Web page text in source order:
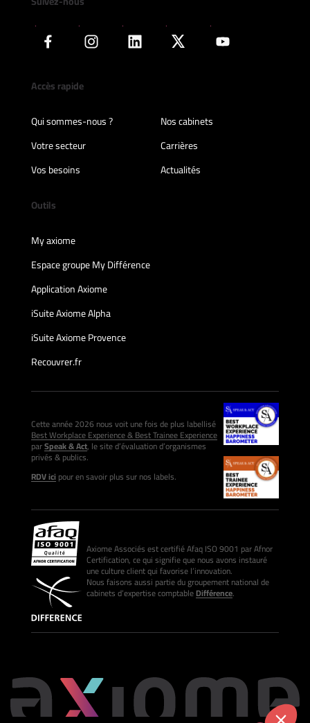
Accès rapide
Qui sommes-nous ?
Nos cabinets
Votre secteur
Carrières
Vos besoins
Actualités
Outils
My axiome
Espace groupe My Différence
Application Axiome
iSuite Axiome Alpha
iSuite Axiome Provence
Recouvrer.fr
Cette année 2026 nous voit une fois de plus labellisé
Best Workplace Experience & Best Trainee Experience
parSpeak & Act, le site d’évaluation d’organismes
privés & publics.
RDV icipour en savoir plus sur nos labels.
Axiome Associés est certifié Afaq ISO 9001 par Afnor
Certification, ce qui signifie que nous avons instauré
une culture client qui favorise l’innovation.
Nous faisons aussi partie du groupement national de
cabinets d’expertise comptableDifférence.